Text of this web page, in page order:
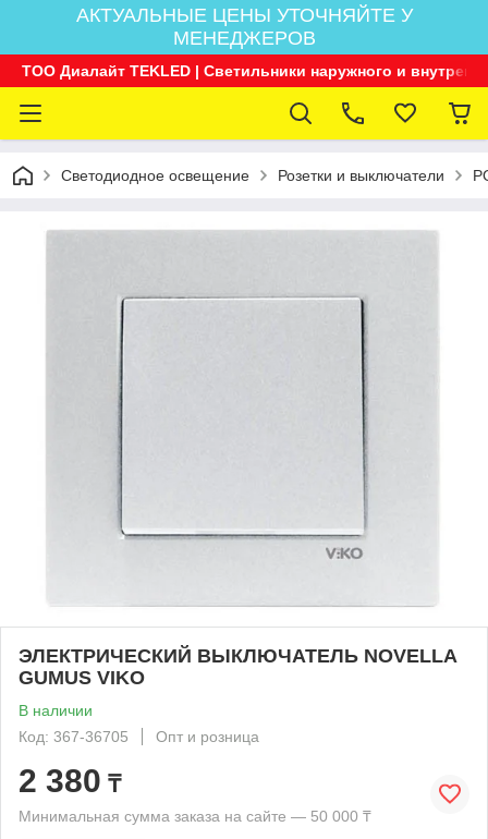
АКТУАЛЬНЫЕ ЦЕНЫ УТОЧНЯЙТЕ У
МЕНЕДЖЕРОВ
ТОО Диалайт TEKLED | Светильники наружного и
Светодиодное освещение Розетки и выключатели
ЭЛЕКТРИЧЕСКИЙ ВЫКЛЮЧАТЕЛЬ NOVELLA
GUMUS VIKO
В наличии
Код: 367-36705
Опт и розница
2 380 ₸
Минимальная сумма заказа на сайте — 50 000 ₸